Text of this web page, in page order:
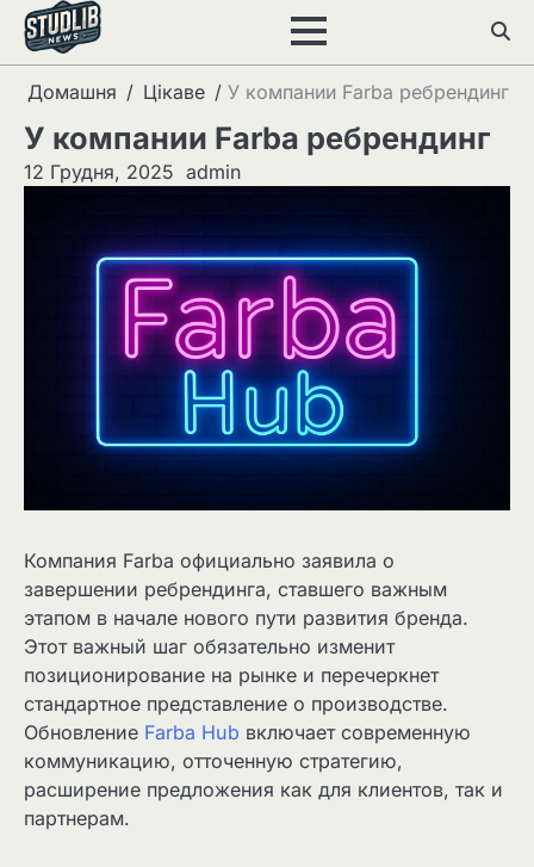
Перейти
вмісту
Домашня
Цікаве У компании Farba ребрендинг
У компании Farba ребрендинг
12 Грудня, 2025 admin
Компания Farba официально заявила о
завершении ребрендинга, ставшего важным
этапом в начале нового пути развития бренда.
Этот важный шаг обязательно изменит
позиционирование на рынке и перечеркнет
стандартное представление о производстве.
Обновление Farba Hub включает современную
коммуникацию, отточенную стратегию,
расширение предложения как для клиентов, так и
партнерам.